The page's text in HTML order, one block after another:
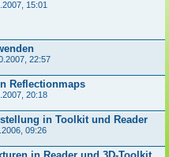
15:01
22:57
Reflectionmaps
20:18
in Toolkit und Reader
09:26